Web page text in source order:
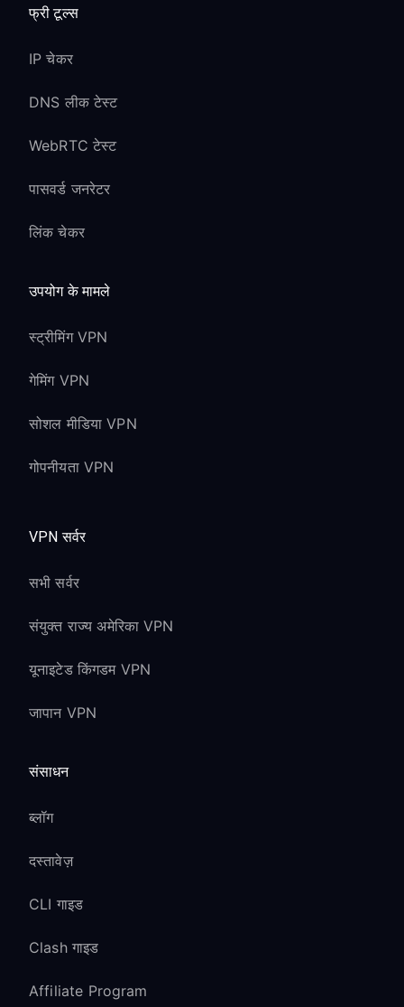
फ्री टूल्स
IP चेकर
DNS लीक टेस्ट
WebRTC टेस्ट
पासवर्ड जनरेटर
लिंक चेकर
उपयोग के मामले
स्ट्रीमिंग VPN
गेमिंग VPN
सोशल मीडिया VPN
गोपनीयता VPN
VPN सर्वर
सभी सर्वर
संयुक्त राज्य अमेरिका VPN
यूनाइटेड किंगडम VPN
जापान VPN
संसाधन
ब्लॉग
दस्तावेज़
CLI गाइड
Clash गाइड
Affiliate Program